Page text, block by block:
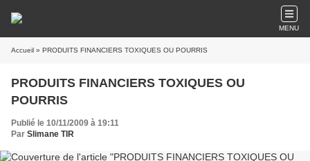
MENU
Accueil » PRODUITS FINANCIERS TOXIQUES OU POURRIS
PRODUITS FINANCIERS TOXIQUES OU
POURRIS
Publié le 10/11/2009 à 19:11
Par Slimane TIR